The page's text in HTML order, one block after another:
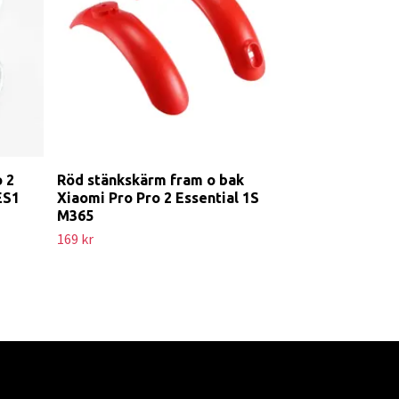
2
Röd stänkskärm fram o bak
Xiaomi Pro Pro 2 Essential 1S
M365
169 kr